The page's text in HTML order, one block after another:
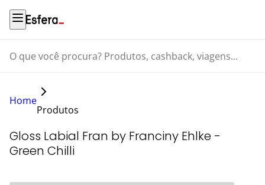
O que você procura? Produtos, cashback, viagens...
Home
Produtos
Gloss Labial Fran by Franciny Ehlke -
Green Chilli